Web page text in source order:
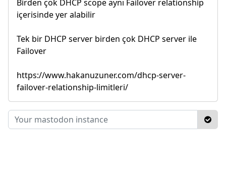
Birden çok DHCP scope aynı Failover relationship
içerisinde yer alabilir
Tek bir DHCP server birden çok DHCP server ile
Failover
https://www.hakanuzuner.com/dhcp-server-
failover-relationship-limitleri/